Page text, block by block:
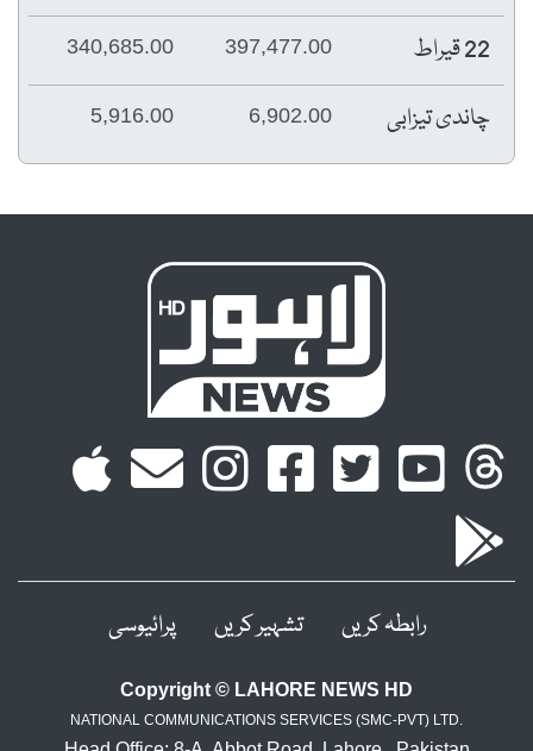
22 قیراط 397,477.00
340,685.00
چاندی تیزابی 6,902.00
5,916.00
رابطہ کریں تشہیر کریں پرائیوسی
Copyright © LAHORE NEWS HD
NATIONAL COMMUNICATIONS SERVICES (SMC-PVT) LTD.